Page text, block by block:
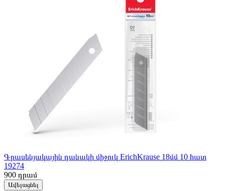
Գրասենյակային դանակի միջուկ ErichKrause 18մմ 10 հատ
19274
900 դրամ
Ավելացնել